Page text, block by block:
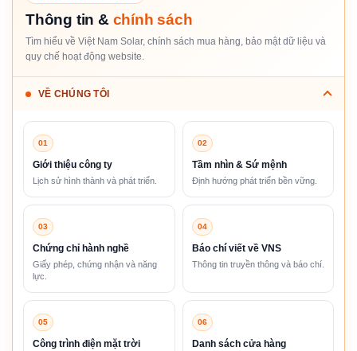
Thông tin & chính sách
Tìm hiểu về Việt Nam Solar, chính sách mua hàng, bảo mật dữ liệu và
quy chế hoạt động website.
VỀ CHÚNG TÔI
01
Giới thiệu công ty
Lịch sử hình thành và phát triển.
02
Tầm nhìn & Sứ mệnh
Định hướng phát triển bền vững.
03
Chứng chỉ hành nghề
Giấy phép, chứng nhận và năng
lực.
04
Báo chí viết về VNS
Thông tin truyền thông và báo chí.
05
Công trình điện mặt trời
06
Danh sách cửa hàng